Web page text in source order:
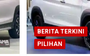
BERITA TERKINI
PILIHAN